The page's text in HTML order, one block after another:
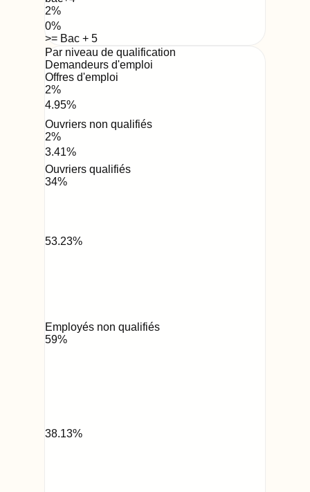
2%
0%
>= Bac + 5
Par niveau de qualification
Demandeurs d'emploi
Offres d'emploi
2%
4.95%
Ouvriers non qualifiés
2%
3.41%
Ouvriers qualifiés
34%
53.23%
Employés non qualifiés
59%
38.13%